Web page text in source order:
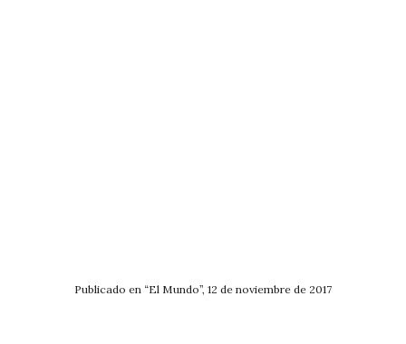
Publicado en “El Mundo”, 12 de noviembre de 2017